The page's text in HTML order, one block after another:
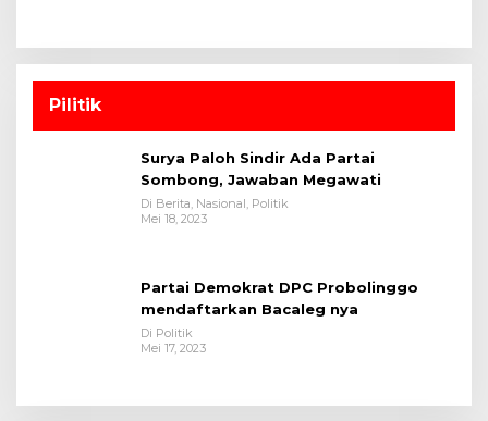
Pilitik
Surya Paloh Sindir Ada Partai
Sombong, Jawaban Megawati
Di Berita, Nasional, Politik
Mei 18, 2023
Partai Demokrat DPC Probolinggo
mendaftarkan Bacaleg nya
Di Politik
Mei 17, 2023